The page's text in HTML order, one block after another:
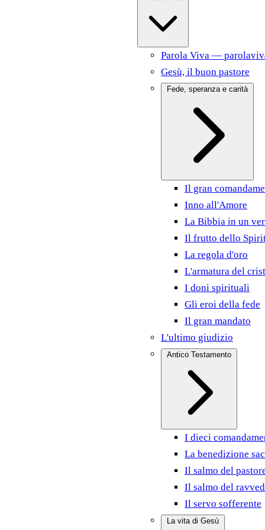
Parola Viva —
Gesù, il buon pastore
Il gran
Inno all'Amore
La Bibbia in un
Il frutto dello
La regola d'oro
L'armatura del
I doni spirituali
Gli eroi della fede
Il gran mandato
L'ultimo giudizio
I dieci
La benedizione
Il salmo del
Il salmo del
Il servo sofferente